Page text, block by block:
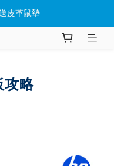
折288
皮革鼠墊
攻略